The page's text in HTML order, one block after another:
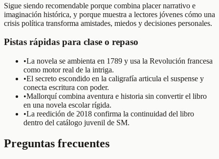
Sigue siendo recomendable porque combina placer narrativo e
imaginación histórica, y porque muestra a lectores jóvenes cómo una
crisis política transforma amistades, miedos y decisiones personales.
Pistas rápidas para clase o repaso
•La novela se ambienta en 1789 y usa la Revolución francesa
como motor real de la intriga.
•El secreto escondido en la caligrafía articula el suspense y
conecta escritura con poder.
•Mallorquí combina aventura e historia sin convertir el libro
en una novela escolar rígida.
•La reedición de 2018 confirma la continuidad del libro
dentro del catálogo juvenil de SM.
Preguntas frecuentes